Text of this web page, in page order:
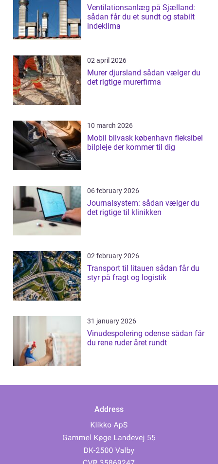
Ventilationsanlæg på Sjælland:
sådan får du et sundt og stabilt
indeklima
02 april 2026
Murer djursland sådan vælger du
det rigtige murerfirma
10 march 2026
Mobil bilvask københavn fleksibel
bilpleje der kommer til dig
06 february 2026
Journalsystem: sådan vælger du
det rigtige til klinikken
02 february 2026
Transport til litauen sådan får du
styr på fragt og logistik
31 january 2026
Vinudespolering odense sådan får
du rene ruder året rundt
Address